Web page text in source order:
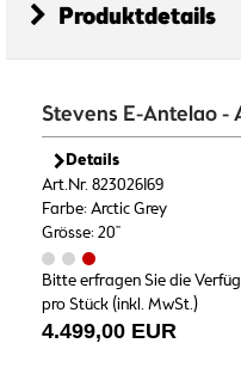
Produktdetails
Stevens E-Antelao -
Details
Art.Nr. 823026169
Farbe: Arctic Grey
Grösse: 20"
Bitte erfragen Sie die
pro Stück (inkl. MwSt.)
4.499,00 EUR